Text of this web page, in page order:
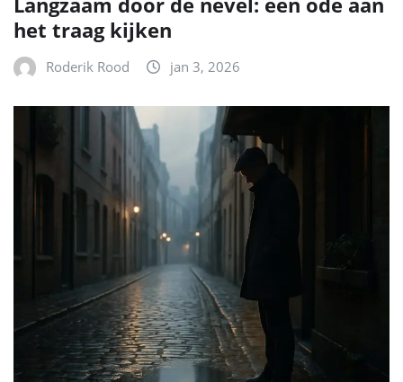
het traag kijken
Roderik Rood jan 3, 2026